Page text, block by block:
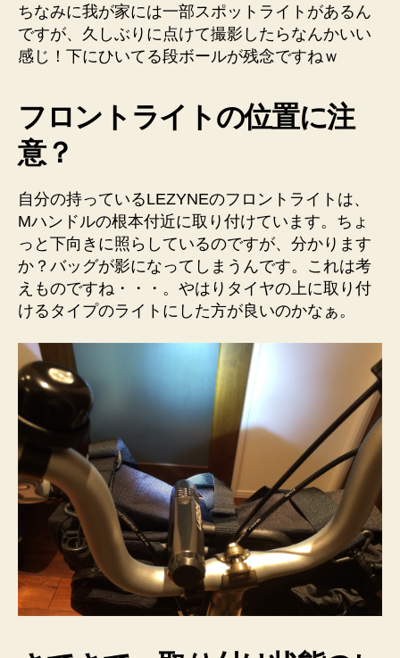
ちなみに我が家には一部スポットライトがあるん
ですが、久しぶりに点けて撮影したらなんかいい
感じ！下にひいてる段ボールが残念ですねｗ
フロントライトの位置に注
意？
自分の持っているLEZYNEのフロントライトは、
Mハンドルの根本付近に取り付けています。ちょ
っと下向きに照らしているのですが、分かります
か？バッグが影になってしまうんです。これは考
えものですね・・・。やはりタイヤの上に取り付
けるタイプのライトにした方が良いのかなぁ。